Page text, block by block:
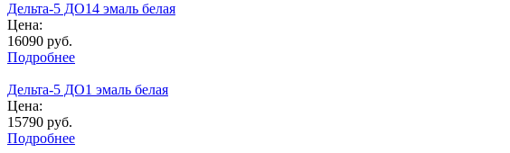
Дельта-5 ДО14 эмаль белая
Цена:
16090 руб.
Подробнее
Дельта-5 ДО1 эмаль белая
Цена:
15790 руб.
Подробнее